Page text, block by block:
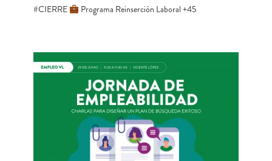
#CIERRE Programa Reinserción Laboral +45